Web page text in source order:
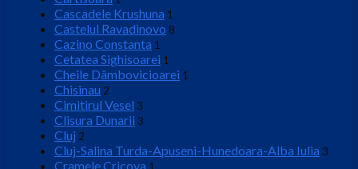
Cascadele Krushuna 1
Castelul Ravadinovo 8
Cazino Constanta 1
Cetatea Sighisoarei 1
Cheile Dâmbovicioarei 1
Chisinau 2
Cimitirul Vesel 3
Clisura Dunarii 3
Cluj 2
Cluj-Salina Turda-Apuseni-Hunedoara-Alba Iulia 3
Cramele Cricova